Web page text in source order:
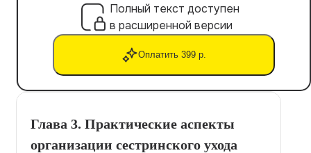
Полный текст доступен
в расширенной версии
Оплатить 399 р.
Глава 3. Практические аспекты
организации сестринского ухода